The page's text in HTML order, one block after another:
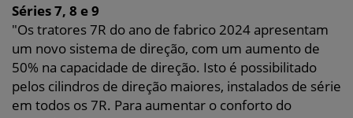
Séries 7, 8 e 9
"Os tratores 7R do ano de fabrico 2024 apresentam
um novo sistema de direção, com um aumento de
50% na capacidade de direção. Isto é possibilitado
pelos cilindros de direção maiores, instalados de série
em todos os 7R. Para aumentar o conforto do